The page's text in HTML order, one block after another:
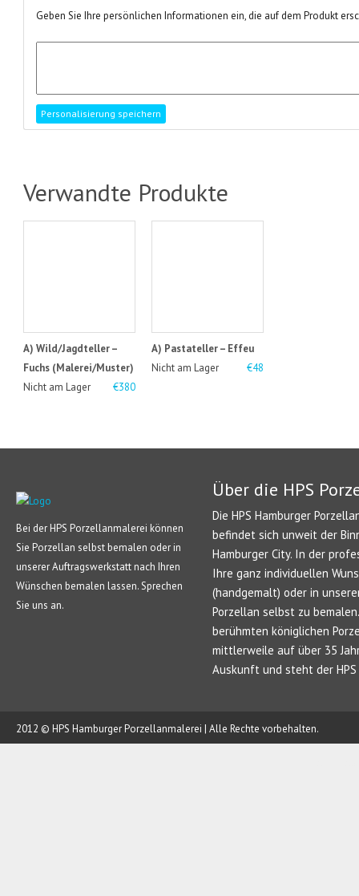
Geben Sie Ihre persönlichen Informationen ein, die auf dem Produkt
Verwandte Produkte
A) Wild/Jagdteller –
Fuchs (Malerei/Muster)
€380
Nicht am Lager
A) Pastateller – Effeu
€48
Nicht am Lager
Bei der HPS Porzellanmalerei können
Sie Porzellan selbst bemalen oder in
unserer Auftragswerkstatt nach Ihren
Wünschen bemalen lassen. Sprechen
Sie uns an.
Über die HPS
Die HPS Hamburger
befindet sich unweit der
Hamburger City. In der
Ihre ganz individuellen
(handgemalt) oder in
Porzellan selbst zu
berühmten königlichen
mittlerweile auf über 35
Auskunft und steht der
2012 © HPS Hamburger Porzellanmalerei | Alle Rechte vorbehalten.